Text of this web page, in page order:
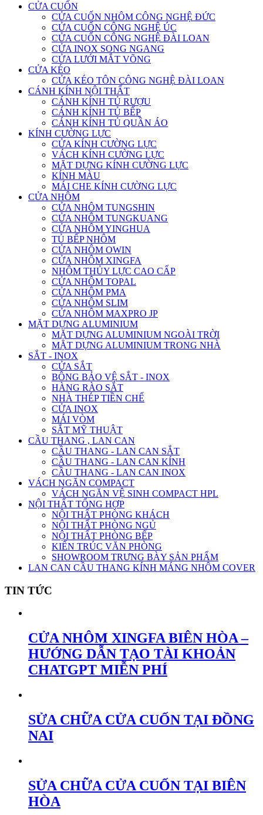
CỬA CUỐN
CỬA CUỐN NHÔM CÔNG NGHỆ ĐỨC
CỬA CUỐN CÔNG NGHỆ ÚC
CỬA CUỐN CÔNG NGHỆ ĐÀI LOAN
CỬA INOX SONG NGANG
CỬA LƯỚI MẮT VÕNG
CỬA KÉO
CỬA KÉO TÔN CÔNG NGHỆ ĐÀI LOAN
CÁNH KÍNH NỘI THẤT
CÁNH KÍNH TỦ RƯỢU
CÁNH KÍNH TỦ BẾP
CÁNH KÍNH TỦ QUẦN ÁO
KÍNH CƯỜNG LỰC
CỬA KÍNH CƯỜNG LỰC
VÁCH KÍNH CƯỜNG LỰC
MẶT DỰNG KÍNH CƯỜNG LỰC
KÍNH MÀU
MÁI CHE KÍNH CƯỜNG LỰC
CỬA NHÔM
CỬA NHÔM TUNGSHIN
CỬA NHÔM TUNGKUANG
CỬA NHÔM YINGHUA
TỦ BẾP NHÔM
CỬA NHÔM OWIN
CỬA NHÔM XINGFA
NHÔM THỦY LỰC CAO CẤP
CỬA NHÔM TOPAL
CỬA NHÔM PMA
CỬA NHÔM SLIM
CỬA NHÔM MAXPRO JP
MẶT DỰNG ALUMINIUM
MẶT DỰNG ALUMINIUM NGOÀI TRỜI
MẶT DỰNG ALUMINIUM TRONG NHÀ
SẮT - INOX
CỬA SẮT
BÔNG BẢO VỆ SẮT - INOX
HÀNG RÀO SẮT
NHÀ THÉP TIỀN CHẾ
CỬA INOX
MÁI VÒM
SẮT MỸ THUẬT
CẦU THANG , LAN CAN
CẦU THANG - LAN CAN SẮT
CẦU THANG - LAN CAN KÍNH
CẦU THANG - LAN CAN INOX
VÁCH NGĂN COMPACT
VÁCH NGĂN VỆ SINH COMPACT HPL
NỘI THẤT TỔNG HỢP
NỘI THẤT PHÒNG KHÁCH
NỘI THẤT PHÒNG NGỦ
NỘI THẤT PHÒNG BẾP
KIẾN TRÚC VĂN PHÒNG
SHOWROOM TRƯNG BÀY SẢN PHẨM
LAN CAN CẦU THANG KÍNH MÁNG NHÔM COVER
TIN TỨC
CỬA NHÔM XINGFA BIÊN HÒA –
HƯỚNG DẪN TẠO TÀI KHOẢN
CHATGPT MIỄN PHÍ
SỬA CHỮA CỬA CUỐN TẠI ĐỒNG
NAI
SỬA CHỮA CỬA CUỐN TẠI BIÊN
HÒA